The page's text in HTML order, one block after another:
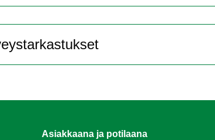
Asiakkaana ja potilaana